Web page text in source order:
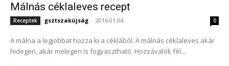
Málnás céklaleves recept
Receptek gsztszakújság - 2016.01.04. 0
A málna a legjobbat hozza ki a céklából. A málnás céklaleves akár
hidegen, akár melegen is fogyasztható. Hozzávalók fél...